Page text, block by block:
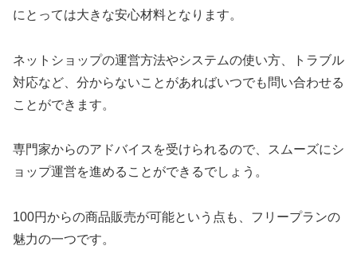
にとっては大きな安心材料となります。
ネットショップの運営方法やシステムの使い方、トラブル
対応など、分からないことがあればいつでも問い合わせる
ことができます。
専門家からのアドバイスを受けられるので、スムーズにシ
ョップ運営を進めることができるでしょう。
100円からの商品販売が可能という点も、フリープランの
魅力の一つです。